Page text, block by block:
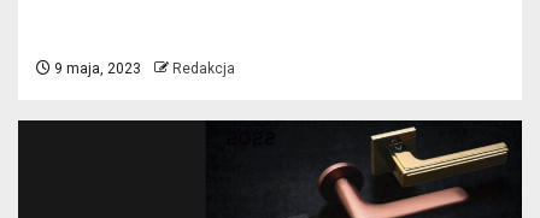
9 maja, 2023 Redakcja